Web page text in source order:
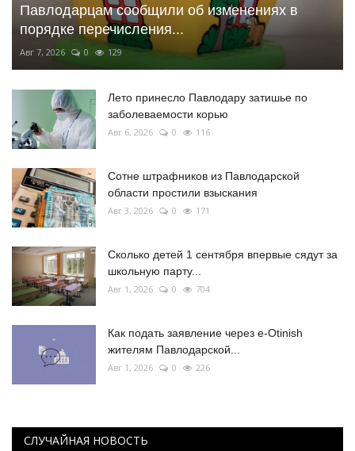
Павлодарцам сообщили об изменениях в
порядке перечисления...
Авг 7, 2026 0 129
Лето принесло Павлодару затишье по
заболеваемости корью
Авг 6, 2026 0 116
Сотне штрафников из Павлодарской
области простили взыскания
Авг 3, 2026 0 171
Сколько детей 1 сентября впервые сядут за
школьную парту...
Авг 1, 2026 0 704
Как подать заявление через e-Otinish
жителям Павлодарской...
Авг 1, 2026 0 226
СЛУЧАЙНАЯ НОВОСТЬ